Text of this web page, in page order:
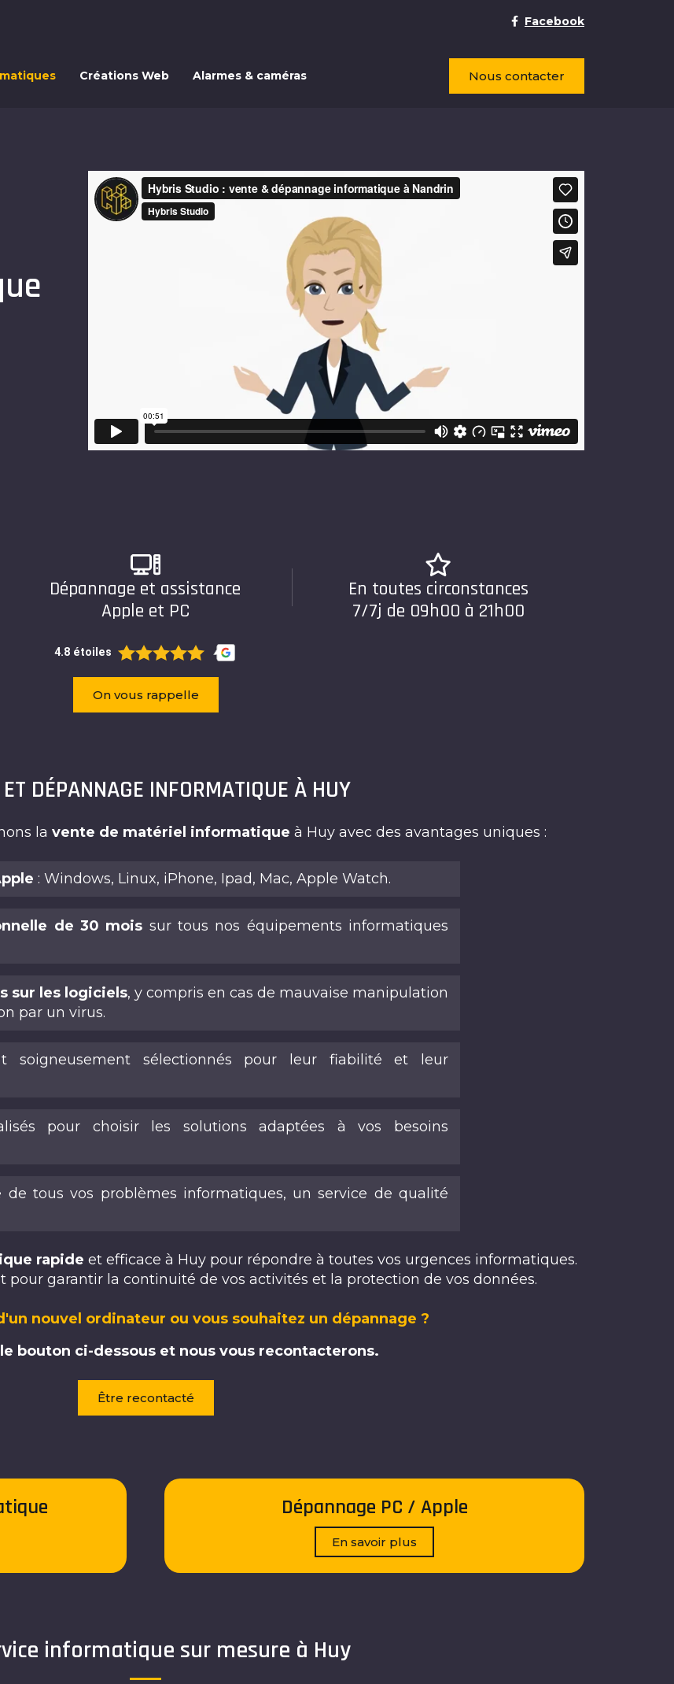
Facebook
Créations Web Alarmes & caméras Nous contacter
Dépannage et assistance
Apple et PC
En toutes circonstances
7/7j de 09h00 à 21h00
4.8 étoiles
On vous rappelle
DÉPANNAGE INFORMATIQUE À HUY
la vente de matériel informatique à Huy avec des avantages uniques :
: Windows, Linux, iPhone, Ipad, Mac, Apple Watch.
de 30 mois sur tous nos équipements informatiques
sur les logiciels, y compris en cas de mauvaise manipulation
par un virus.
soigneusement sélectionnés pour leur fiabilité et leur
pour choisir les solutions adaptées à vos besoins
de tous vos problèmes informatiques, un service de qualité
rapide et efficace à Huy pour répondre à toutes vos urgences informatiques.
garantir la continuité de vos activités et la protection de vos données.
nouvel ordinateur ou vous souhaitez un dépannage ?
bouton ci-dessous et nous vous recontacterons.
Être recontacté
Dépannage PC / Apple
En savoir plus
informatique sur mesure à Huy